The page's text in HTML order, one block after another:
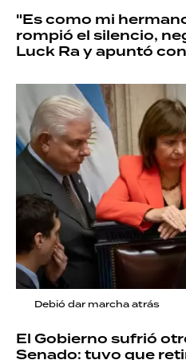
"Es como mi
rompió el silencio,
Luck Ra y apuntó
Debió dar marcha atrás
El Gobierno sufrió
Senado: tuvo que